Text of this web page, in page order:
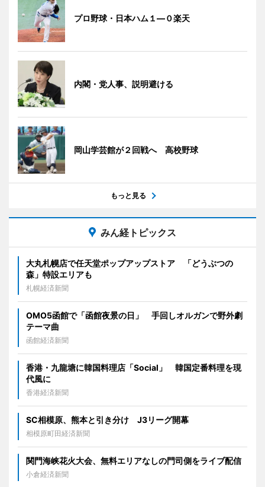
プロ野球・日本ハム１―０楽天
内閣・党人事、説明避ける
岡山学芸館が２回戦へ 高校野球
もっと見る
みん経トピックス
大丸札幌店で任天堂ポップアップストア 「どうぶつの
森」特設エリアも
札幌経済新聞
OMO5函館で「函館夜景の日」 手回しオルガンで野外劇
テーマ曲
函館経済新聞
香港・九龍塘に韓国料理店「Social」 韓国定番料理を現
代風に
香港経済新聞
SC相模原、熊本と引き分け J3リーグ開幕
相模原町田経済新聞
関門海峡花火大会、無料エリアなしの門司側をライブ配信
小倉経済新聞